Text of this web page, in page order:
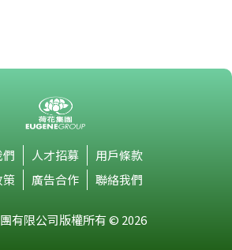
人才招募
用戶條款
策
廣告合作 聯絡我們
有限公司版權所有 © 2026